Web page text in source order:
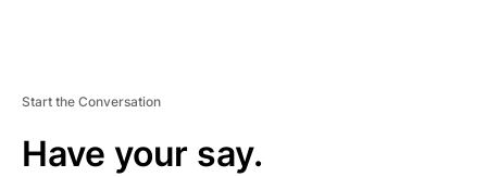
Start the Conversation
Have your say.